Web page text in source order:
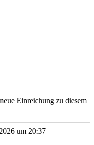
Einreichung zu diesem
um 20:37